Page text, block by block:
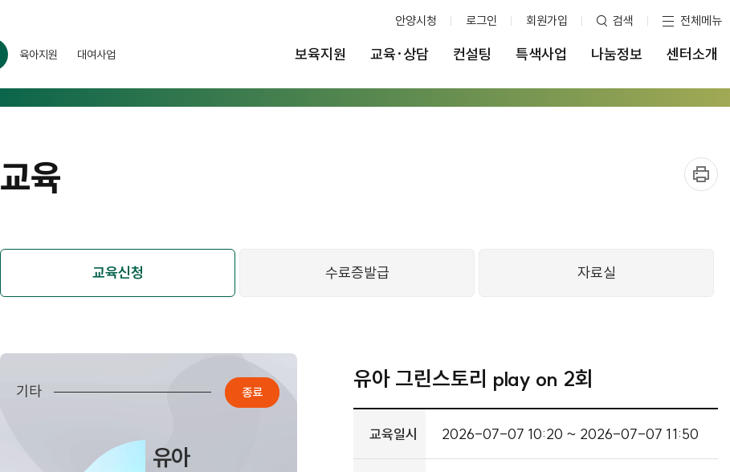
안양시청 로그인 회원가입 검색 전체메뉴
육아지원 대여사업 보육지원 교육·상담 컨설팅 특색사업 나눔정보 센터소개
교육
교육신청 수료증발급 자료실
기타 종료
유아
유아 그린스토리 play on 2회
교육일시 2026-07-07 10:20 ~ 2026-07-07 11:50